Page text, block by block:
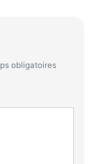
obligatoires